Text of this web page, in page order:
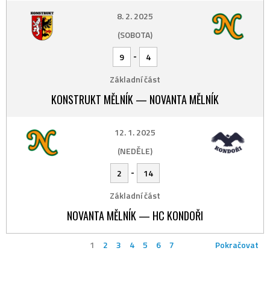
8. 2. 2025
(SOBOTA)
9
-
4
Základní část
KONSTRUKT MĚLNÍK — NOVANTA MĚLNÍK
12. 1. 2025
(NEDĚLE)
2
-
14
Základní část
NOVANTA MĚLNÍK — HC KONDOŘI
1 2 3 4 5 6 7 Pokračovat